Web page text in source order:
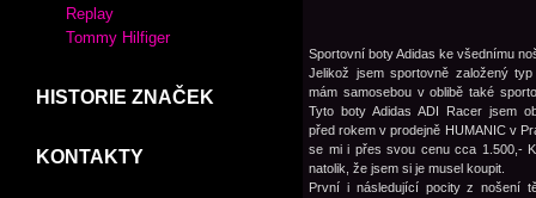
Sportovní boty Adidas ke všednímu
Jelikož jsem sportovně založený
mám samosebou v oblibě také
Tyto boty Adidas ADI Racer jsem
před rokem v prodejně HUMANIC v
se mi i přes svou cenu cca 1.500,-
natolik, že jsem si je musel koupit.
První i následující pocity z nošení
Replay
Tommy Hilfiger
HISTORIE ZNAČEK
KONTAKTY